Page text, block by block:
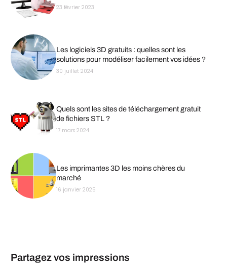
23 février 2023
Les logiciels 3D gratuits : quelles sont les
solutions pour modéliser facilement vos idées ?
30 juillet 2024
Quels sont les sites de téléchargement gratuit
de fichiers STL ?
17 mars 2024
Les imprimantes 3D les moins chères du
marché
16 janvier 2025
Partagez vos impressions